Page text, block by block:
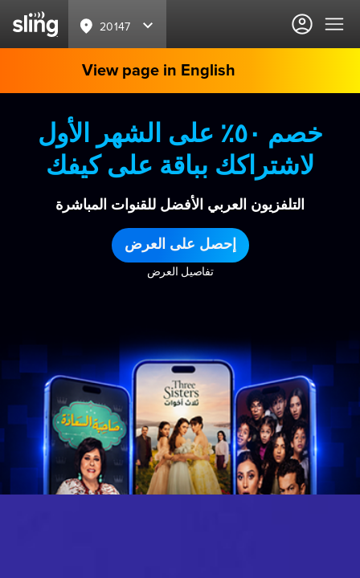
20147
View page in English
خصم ٥٠٪ على الشهر الأول
لاشتراكك بباقة على كيفك
التلفزيون العربي الأفضل للقنوات المباشرة
إحصل على العرض
تفاصيل العرض